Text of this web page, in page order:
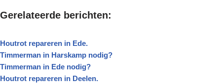
Gerelateerde berichten:
Houtrot repareren in Ede.
Timmerman in Harskamp nodig?
Timmerman in Ede nodig?
Houtrot repareren in Deelen.